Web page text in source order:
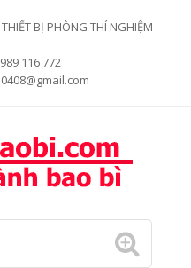
BỊ PHÒNG THÍ NGHIỆM
116 772